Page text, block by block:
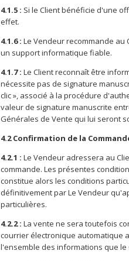
4.1.5 : Si le Client bénéficie d'une
effet.
4.1.6 : Le Vendeur recommande
un support informatique fiable.
4.1.7 : Le Client reconnaît être
nécessite pas de signature
clic », associé à la procédure
valeur de signature manuscrite
Générales de Vente qui lui seront
4.2 Confirmation de la
4.2.1 : Le Vendeur adressera au
commande. Les présentes
constitue alors les conditions
définitivement par Le Vendeur
particulières.
4.2.2 : La vente ne sera toutefois
courrier électronique automatique
l'ensemble des informations que